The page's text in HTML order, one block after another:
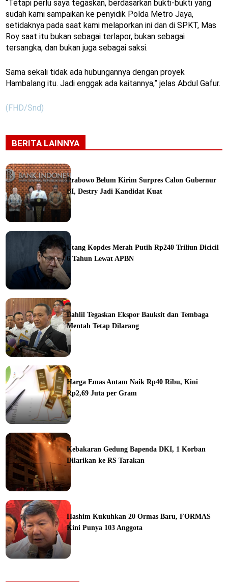
“Tetapi perlu saya tegaskan, berdasarkan bukti-bukti yang
sudah kami sampaikan ke penyidik Polda Metro Jaya,
setidaknya pada saat kami melaporkan ini dan di SPKT, Mas
Roy saat itu bukan sebagai terlapor, bukan sebagai
tersangka, dan bukan juga sebagai saksi.
Sama sekali tidak ada hubungannya dengan proyek
Hambalang itu. Jadi enggak ada kaitannya,” jelas Abdul Gafur.
(FHD/Snd)
BERITA LAINNYA
Prabowo Belum Kirim Surpres Calon Gubernur
BI, Destry Jadi Kandidat Kuat
Utang Kopdes Merah Putih Rp240 Triliun Dicicil
6 Tahun Lewat APBN
Bahlil Tegaskan Ekspor Bauksit dan Tembaga
Mentah Tetap Dilarang
Harga Emas Antam Naik Rp40 Ribu, Kini
Rp2,69 Juta per Gram
Kebakaran Gedung Bapenda DKI, 1 Korban
Dilarikan ke RS Tarakan
Hashim Kukuhkan 20 Ormas Baru, FORMAS
Kini Punya 103 Anggota